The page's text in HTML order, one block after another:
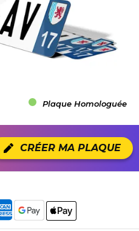
Plaque Homologuée
CRÉER MA PLAQUE